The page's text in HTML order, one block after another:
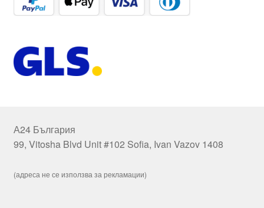
А24 България
99, Vitosha Blvd Unit #102 Sofia, Ivan Vazov 1408
(адреса не се използва за рекламации)